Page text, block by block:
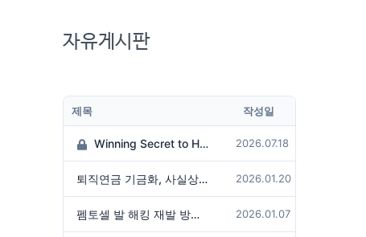
자유게시판
제목 작성일
Winning Secret to Hit the Jackpot! 2026.07.18
퇴직연금 기금화, 사실상 국가가 관리하겠다는 것인가? 2026.01.20
펨토셀 발 해킹 재발 방지 위해서는 2026.01.07